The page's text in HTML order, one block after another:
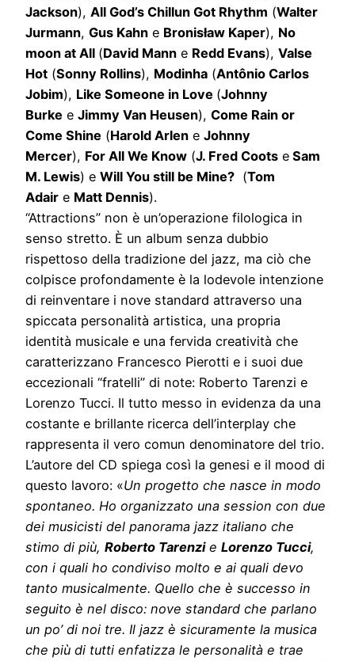
Jackson), All God’s Chillun Got Rhythm (Walter
Jurmann, Gus Kahn e Bronisław Kaper), No
moon at All (David Mann e Redd Evans), Valse
Hot (Sonny Rollins), Modinha (Antônio Carlos
Jobim), Like Someone in Love (Johnny
Burke e Jimmy Van Heusen), Come Rain or
Come Shine (Harold Arlen e Johnny
Mercer), For All We Know (J. Fred Coots e Sam
M. Lewis) e Will You still be Mine? (Tom
Adair e Matt Dennis).
“Attractions” non è un’operazione filologica in
senso stretto. È un album senza dubbio
rispettoso della tradizione del jazz, ma ciò che
colpisce profondamente è la lodevole intenzione
di reinventare i nove standard attraverso una
spiccata personalità artistica, una propria
identità musicale e una fervida creatività che
caratterizzano Francesco Pierotti e i suoi due
eccezionali “fratelli” di note: Roberto Tarenzi e
Lorenzo Tucci. Il tutto messo in evidenza da una
costante e brillante ricerca dell’interplay che
rappresenta il vero comun denominatore del trio.
L’autore del CD spiega così la genesi e il mood di
questo lavoro: «Un progetto che nasce in modo
spontaneo. Ho organizzato una session con due
dei musicisti del panorama jazz italiano che
stimo di più, Roberto Tarenzie Lorenzo Tucci,
con i quali ho condiviso molto e ai quali devo
tanto musicalmente. Quello che è successo in
seguito è nel disco: nove standard che parlano
un po’ di noi tre. Il jazz è sicuramente la musica
che più di tutti enfatizza le personalità e trae